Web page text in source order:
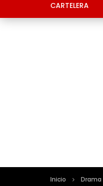
CARTELERA
Inicio Drama